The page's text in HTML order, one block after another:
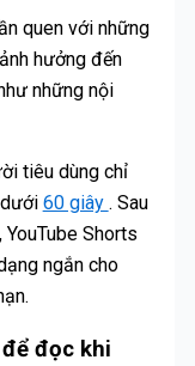
quen với những
hưởng đến
những nội
tiêu dùng chỉ
60 giây . Sau
Shorts
ngắn cho
đọc khi